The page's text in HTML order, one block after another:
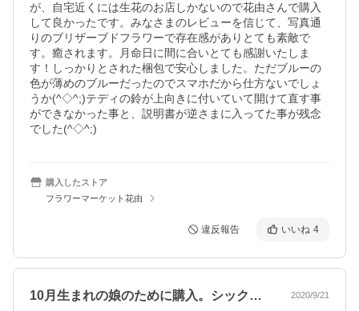
が、自宅近くには生花のお店しかないので花由さんで購入
して良かったです。みなさまのレビューを信じて、写真通
りのブリザーブドフラワーで存在感がありとても素敵で
す。癒されます。月命日に間に合いとても感謝いたしま
す！しっかりとされた梱包で安心しました。ただブルーの
色が薄めのブルーだったのでスマホだから仕方ないでしょ
うか(^◇^;)テディの鈴が上向きに付いていて開けて直す事
ができなかった事と、説明書が逆さまに入ってた事が残念
でした(^◇^;)
購入したストア
フラワーマーケット花由
違反報告 いいね 4
10月生まれの娘のために購入。シックな… 2020/9/21